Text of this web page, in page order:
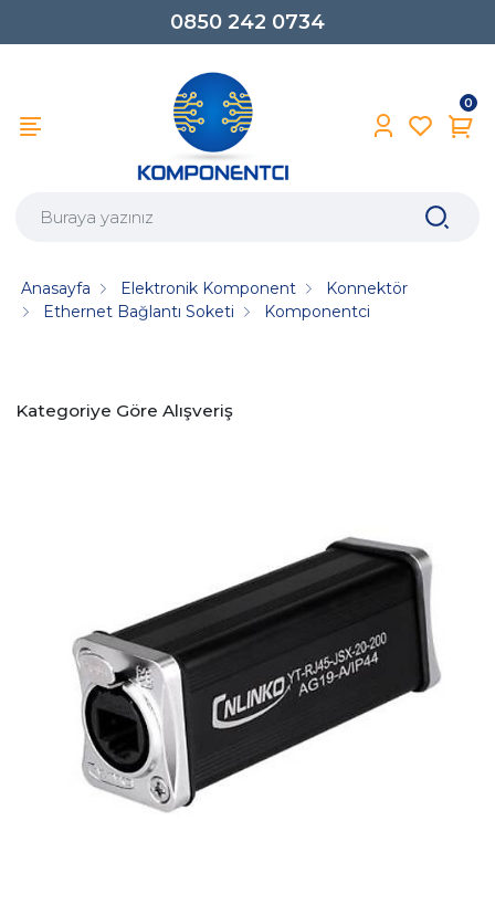
0850 242 0734
0
Anasayfa Elektronik Komponent
Konnektör
Ethernet Bağlantı Soketi
Komponentci
Kategoriye Göre Alışveriş